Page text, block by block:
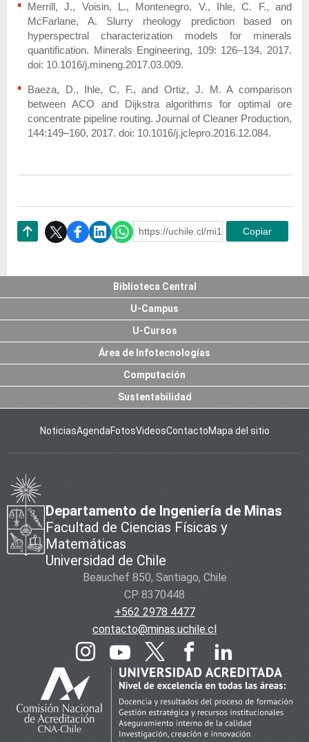
Merrill, J., Voisin, L., Montenegro, V., Ihle, C. F., and
McFarlane, A. Slurry rheology prediction based on
hyperspectral characterization models for minerals
quantification. Minerals Engineering, 109: 126–134, 2017.
doi: 10.1016/j.mineng.2017.03.009.
Baeza, D., Ihle, C. F., and Ortiz, J. M. A comparison
between ACO and Dijkstra algorithms for optimal ore
concentrate pipeline routing. Journal of Cleaner Production,
144:149–160, 2017. doi: 10.1016/j.jclepro.2016.12.084.
https://uchile.cl/mi174597Copiar
Biblioteca Central
U-Campus
U-Cursos
Área de Infotecnologías
Computación
Sustentabilidad
NoticiasAgendaFotosVideosContactoMapa del sitio
Departamento de Ingeniería de Minas
Facultad de Ciencias Físicas y
Matemáticas
Universidad de Chile
Beauchef 850, Santiago, Chile
CP 8370448
+562 2978 4477
contacto@minas.uchile.cl